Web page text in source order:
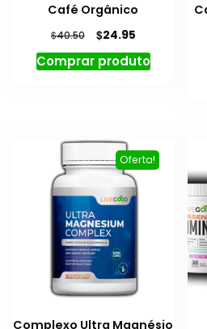
Café Orgânico
$40.50
preço
original
$24.95O
preço
atual
Comprar produto
Oferta!
Complexo Ultra Magnésio